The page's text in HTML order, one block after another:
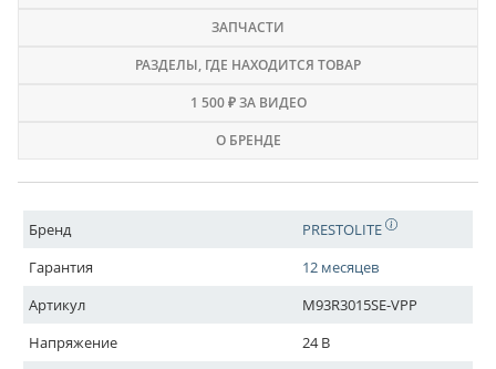
ЗАПЧАСТИ
РАЗДЕЛЫ, ГДЕ НАХОДИТСЯ ТОВАР
1 500 ₽ ЗА ВИДЕО
О БРЕНДЕ
Бренд
PRESTOLITE
Гарантия
12 месяцев
Артикул
M93R3015SE-VPP
Напряжение
24 В